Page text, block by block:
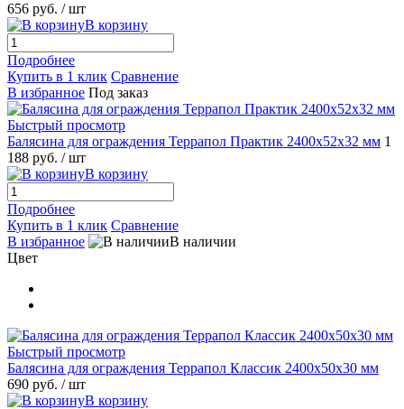
656 руб. / шт
В корзину
Подробнее
Купить в 1 клик Сравнение
В избранное Под заказ
Быстрый просмотр
Балясина для ограждения Террапол Практик 2400x52x32 мм 1
188 руб. / шт
В корзину
Подробнее
Купить в 1 клик Сравнение
В избранное
В наличии
Цвет
Быстрый просмотр
Балясина для ограждения Террапол Классик 2400x50x30 мм
690 руб. / шт
В корзину